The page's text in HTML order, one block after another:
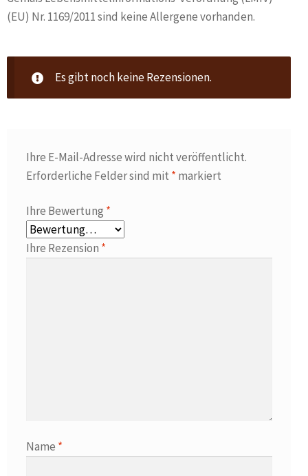
(EU) Nr. 1169/2011 sind keine Allergene vorhanden.
Es gibt noch keine Rezensionen.
Ihre E-Mail-Adresse wird nicht veröffentlicht.
Erforderliche Felder sind mit * markiert
Ihre Bewertung *
Ihre Rezension *
Name *